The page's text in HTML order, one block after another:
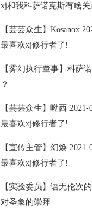
xj和我科萨诺克斯有啥关
【芸芸众生】Kosanox
最喜欢xj修行者了!
【雾幻执行董事】科萨
？
【芸芸众生】呦西 2021-
最喜欢xj修行者了!
【宣传主管】幻焕 2021-
最喜欢xj修行者了!
【实验委员】语无伦次
对圣象的崇拜